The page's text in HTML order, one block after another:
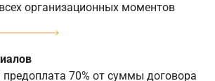
организационных моментов
70% от суммы договора